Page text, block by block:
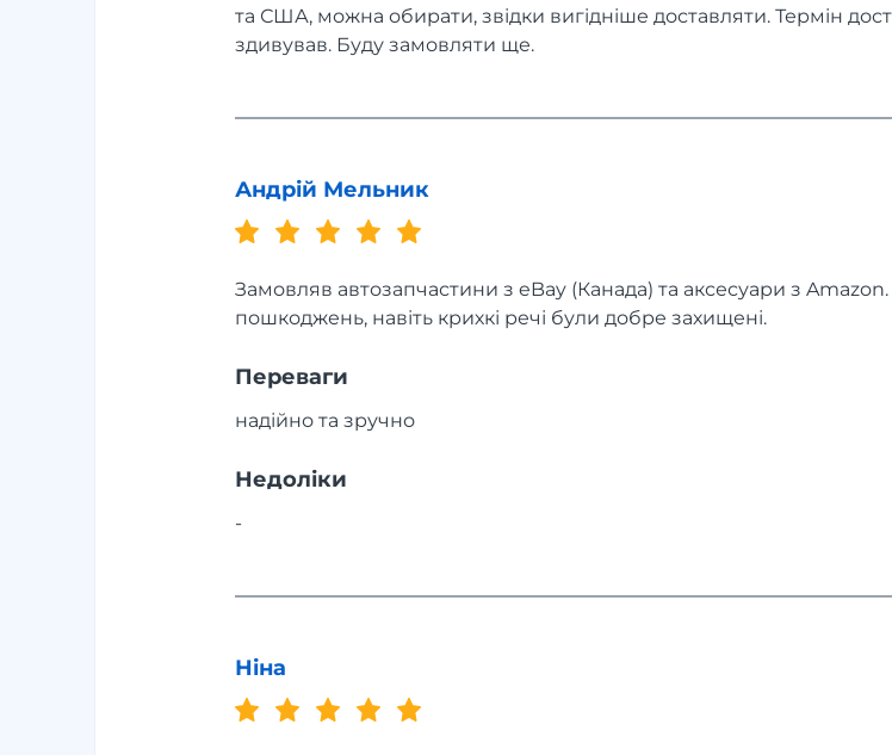
та США, можна обирати, звідки вигідніше доставляти. Термін
здивував. Буду замовляти ще.
Андрій Мельник
Замовляв автозапчастини з eBay (Канада) та аксесуари з
пошкоджень, навіть крихкі речі були добре захищені.
Переваги
надійно та зручно
Недоліки
-
Ніна